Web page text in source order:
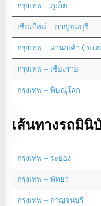
กรุงเทพ – ภูเก็ต
เชียงใหม่ – กาญจนบุรี
กรุงเทพ – ผานกเค้า ( จ.เ
กรุงเทพ – เชียงราย
กรุงเทพ – พิษณุโลก
เส้นทางรถมินิ
กรุงเทพ – ระยอง
กรุงเทพ – พัทยา
กรุงเทพ – กาญจนบุรี